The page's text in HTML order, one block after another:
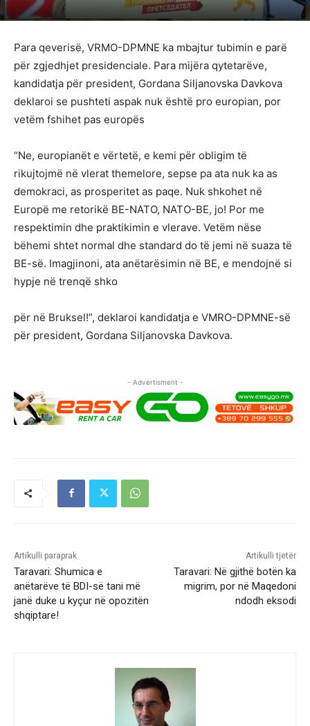
Para qeverisë, VRMO-DPMNE ka mbajtur tubimin e parë
për zgjedhjet presidenciale. Para mijëra qytetarëve,
kandidatja për president, Gordana Siljanovska Davkova
deklaroi se pushteti aspak nuk është pro europian, por
vetëm fshihet pas europës
“Ne, europianët e vërtetë, e kemi për obligim të
rikujtojmë në vlerat themelore, sepse pa ata nuk ka as
demokraci, as prosperitet as paqe. Nuk shkohet në
Europë me retorikë BE-NATO, NATO-BE, jo! Por me
respektimin dhe praktikimin e vlerave. Vetëm nëse
bëhemi shtet normal dhe standard do të jemi në suaza të
BE-së. Imagjinoni, ata anëtarësimin në BE, e mendojnë si
hypje në trenqë shko
për në Bruksel!”, deklaroi kandidatja e VMRO-DPMNE-së
për president, Gordana Siljanovska Davkova.
- Advertisment -
Artikulli paraprak
Taravari: Shumica e
anëtarëve të BDI-së tani më
janë duke u kyçur në opozitën
shqiptare!
Artikulli tjetër
Taravari: Në gjithë botën ka
migrim, por në Maqedoni
ndodh eksodi